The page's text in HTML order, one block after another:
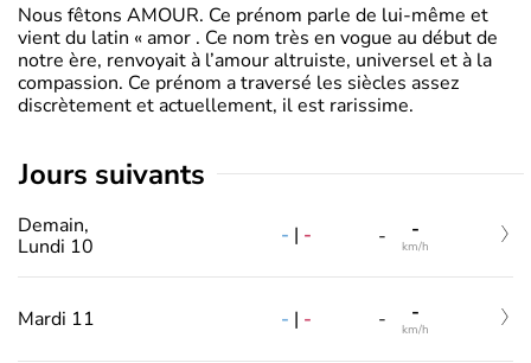
Nous fêtons AMOUR. Ce prénom parle de lui-même et
vient du latin « amor . Ce nom très en vogue au début de
notre ère, renvoyait à l’amour altruiste, universel et à la
compassion. Ce prénom a traversé les siècles assez
discrètement et actuellement, il est rarissime.
jours suivants
Demain,
Lundi 10
- | - - -
km/h
Mardi 11 - | - - -
km/h